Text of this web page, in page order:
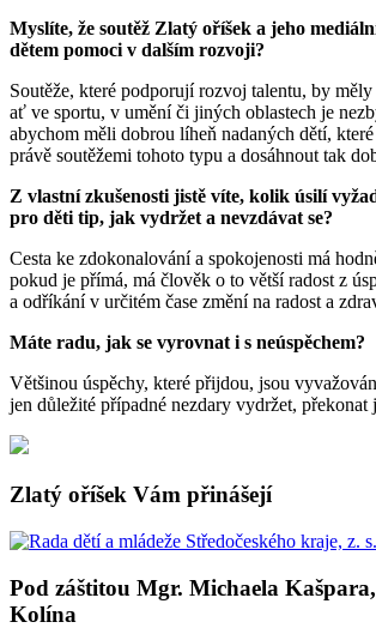
Myslíte, že soutěž Zlatý oříšek a jeho
dětem pomoci v dalším rozvoji?
Soutěže, které podporují rozvoj talentu, by
ať ve sportu, v umění či jiných oblastech je
abychom měli dobrou líheň nadaných dětí,
právě soutěžemi tohoto typu a dosáhnout tak
Z vlastní zkušenosti jistě víte, kolik úsilí
pro děti tip, jak vydržet a nevzdávat se?
Cesta ke zdokonalování a spokojenosti má
pokud je přímá, má člověk o to větší radost z
a odříkání v určitém čase změní na radost a
Máte radu, jak se vyrovnat i s neúspěchem?
Většinou úspěchy, které přijdou, jsou
jen důležité případné nezdary vydržet, překonat
Zlatý oříšek Vám přinášejí
Pod záštitou Mgr. Michaela
Kolína